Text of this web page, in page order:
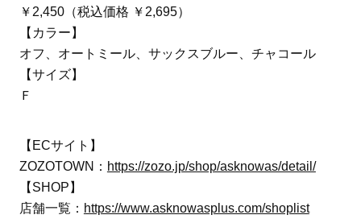
￥2,450（税込価格 ￥2,695）
【カラー】
オフ、オートミール、サックスブルー、チャコール
【サイズ】
Ｆ
【ECサイト】
ZOZOTOWN： https://zozo.jp/shop/asknowas/detail/
【SHOP】
店舗一覧： https://www.asknowasplus.com/shoplist